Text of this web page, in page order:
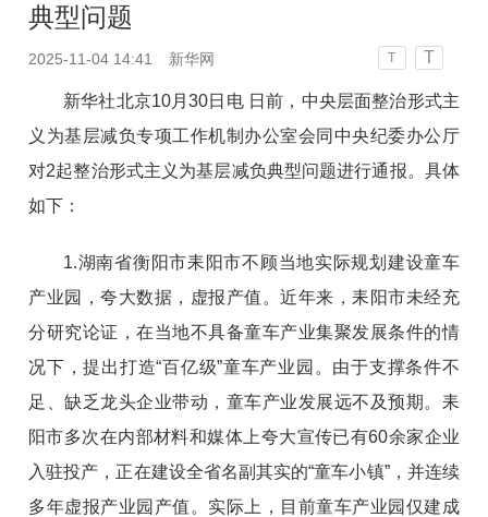
典型问题
2025-11-04 14:41 新华网 T T
新华社北京10月30日电 日前，中央层面整治形式主
义为基层减负专项工作机制办公室会同中央纪委办公厅
对2起整治形式主义为基层减负典型问题进行通报。具体
如下：
1.湖南省衡阳市耒阳市不顾当地实际规划建设童车
产业园，夸大数据，虚报产值。近年来，耒阳市未经充
分研究论证，在当地不具备童车产业集聚发展条件的情
况下，提出打造“百亿级”童车产业园。由于支撑条件不
足、缺乏龙头企业带动，童车产业发展远不及预期。耒
阳市多次在内部材料和媒体上夸大宣传已有60余家企业
入驻投产，正在建设全省名副其实的“童车小镇”，并连续
多年虚报产业园产值。实际上，目前童车产业园仅建成